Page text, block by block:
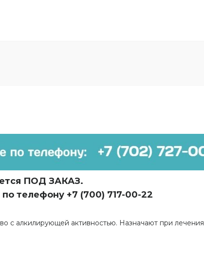
ПОД ЗАКАЗ.
телефону +7 (700) 717-00-22
с алкилирующей активностью. Назначают при лечения